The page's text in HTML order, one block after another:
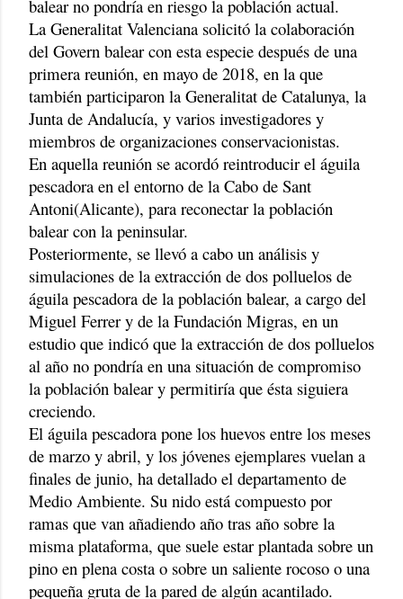
balear no pondría en riesgo la población actual.
La Generalitat Valenciana solicitó la colaboración
del Govern balear con esta especie después de una
primera reunión, en mayo de 2018, en la que
también participaron la Generalitat de Catalunya, la
Junta de Andalucía, y varios investigadores y
miembros de organizaciones conservacionistas.
En aquella reunión se acordó reintroducir el águila
pescadora en el entorno de la Cabo de Sant
Antoni(Alicante), para reconectar la población
balear con la peninsular.
Posteriormente, se llevó a cabo un análisis y
simulaciones de la extracción de dos polluelos de
águila pescadora de la población balear, a cargo del
Miguel Ferrer y de la Fundación Migras, en un
estudio que indicó que la extracción de dos polluelos
al año no pondría en una situación de compromiso
la población balear y permitiría que ésta siguiera
creciendo.
El águila pescadora pone los huevos entre los meses
de marzo y abril, y los jóvenes ejemplares vuelan a
finales de junio, ha detallado el departamento de
Medio Ambiente. Su nido está compuesto por
ramas que van añadiendo año tras año sobre la
misma plataforma, que suele estar plantada sobre un
pino en plena costa o sobre un saliente rocoso o una
pequeña gruta de la pared de algún acantilado.